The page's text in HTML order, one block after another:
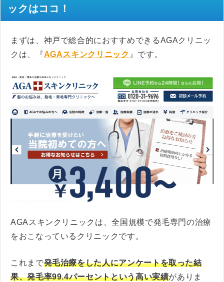
ックはココ！
まずは、神戸で総合的におすすめできるAGAクリニッ
クは、『AGAスキンクリニック 』です。
AGAスキンクリニックは、全国規模で発毛専門の治療
をおこなっているクリニックです。
これまで発毛治療をした人にアンケートを取った結
果、発毛率99.4パーセントという高い実績がありま